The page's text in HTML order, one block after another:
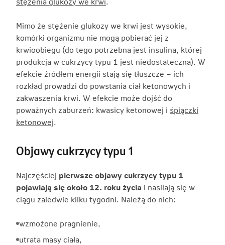
Mimo że stężenie glukozy we krwi jest wysokie,
komórki organizmu nie mogą pobierać jej z
krwioobiegu (do tego potrzebna jest insulina, której
produkcja w cukrzycy typu 1 jest niedostateczna). W
efekcie źródłem energii stają się tłuszcze – ich
rozkład prowadzi do powstania ciał ketonowych i
zakwaszenia krwi. W efekcie może dojść do
poważnych zaburzeń: kwasicy ketonowej i śpiączki
ketonowej.
Objawy cukrzycy typu 1
Najczęściej pierwsze objawy cukrzycy typu 1
pojawiają się około 12. roku życia i nasilają się w
ciągu zaledwie kilku tygodni. Należą do nich:
wzmożone pragnienie,
utrata masy ciała,